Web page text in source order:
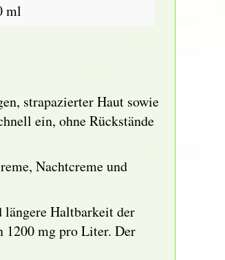
ml
strapazierter Haut sowie
ein, ohne Rückstände
Nachtcreme und
längere Haltbarkeit der
1200 mg pro Liter. Der